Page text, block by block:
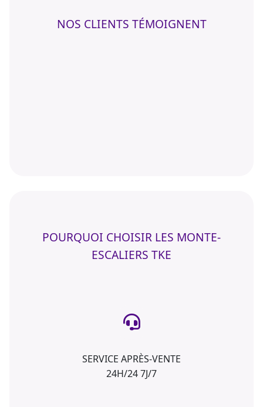
NOS CLIENTS TÉMOIGNENT
POURQUOI CHOISIR LES MONTE-
ESCALIERS TKE
SERVICE APRÈS-VENTE
24H/24 7J/7